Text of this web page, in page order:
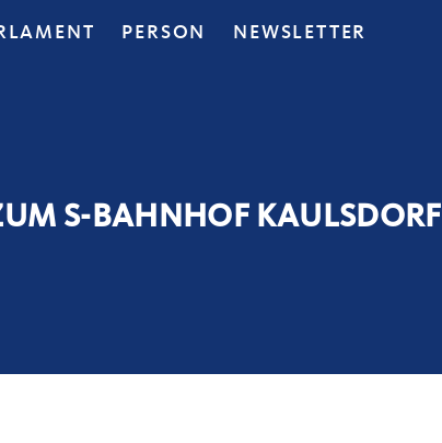
PERSON NEWSLETTER
S-BAHNHOF KAULSDORF